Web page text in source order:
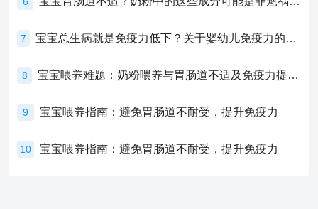
7 宝宝总生病就是免疫力低下？关于婴幼儿免疫力的真相，家长必须了解！
8 宝宝喂养难题：奶粉喂养与胃肠道不适及免疫力提升的奥秘
9 宝宝喂养指南：避免胃肠道不耐受，提升免疫力
10 宝宝喂养指南：避免胃肠道不耐受，提升免疫力